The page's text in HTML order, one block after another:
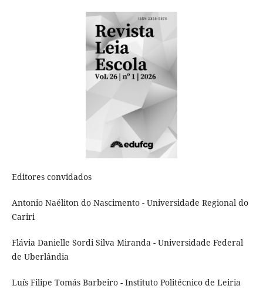
Editores convidados
Antonio Naéliton do Nascimento - Universidade Regional do
Cariri
Flávia Danielle Sordi Silva Miranda - Universidade Federal
de Uberlândia
Luís Filipe Tomás Barbeiro - Instituto Politécnico de Leiria